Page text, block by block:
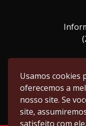
Usamos cookies
oferecemos a
nosso site. Se
site,
satisfeito com ele.